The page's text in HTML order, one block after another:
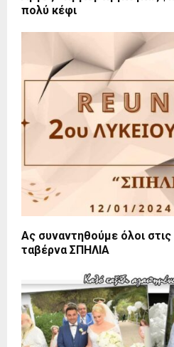
πολύ κέφι
Ας συναντηθούμε όλοι στις
ταβέρνα ΣΠΗΛΙΑ